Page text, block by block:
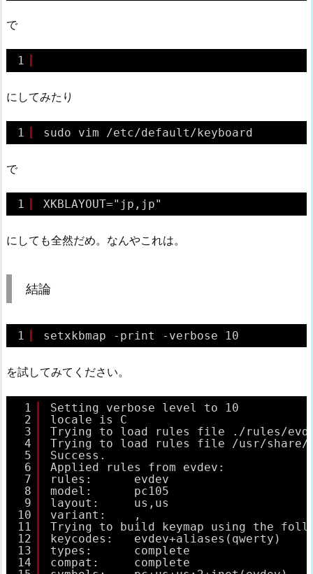
で
1
にしてみたり
1 sudo vim /etc/default/keyboard
で
1 XKBLAYOUT="jp,jp"
にしても全然だめ。なんやこれは。
結論
1 setxkbmap -print -verbose 10
を試してみてください。
1
2
3
4
5
6
7
8
9
10
11
12
13
14
Setting verbose level to 10
locale is C
Trying to load rules file ./rules/
Trying to load rules file /usr/share/
Success.
Applied rules from evdev:
rules:      evdev
model:      pc105
layout:     us,us
variant:    ,
Trying to build keymap using the
keycodes:   evdev+aliases(qwerty)
types:      complete
compat:     complete